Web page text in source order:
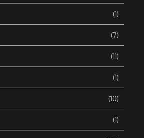
(1)
(7)
(11)
(1)
(10)
(1)